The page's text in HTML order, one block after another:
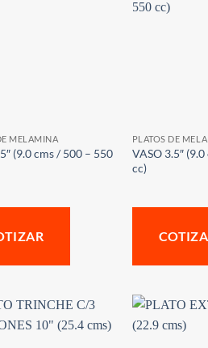
MELAMINA
(9.0 cms / 500 – 550
PLATOS DE
VASO 3.5″
cc)